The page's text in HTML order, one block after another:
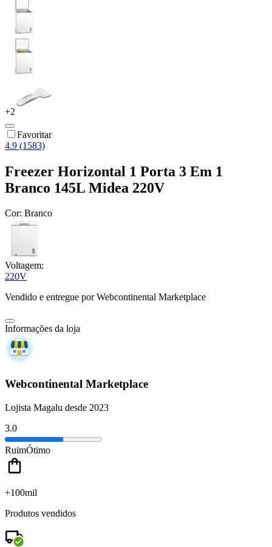
+2
Favoritar
4.9 (1583)
Freezer Horizontal 1 Porta 3 Em 1
Branco 145L Midea 220V
Cor: Branco
Voltagem:
220V
Vendido e entregue por Webcontinental Marketplace
Informações da loja
Webcontinental Marketplace
Lojista Magalu desde 2023
3.0
RuimÓtimo
+100mil
Produtos vendidos